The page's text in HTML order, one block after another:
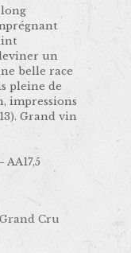
long
un
belle race
pleine de
impressions
Grand vin
AA17,5
Cru